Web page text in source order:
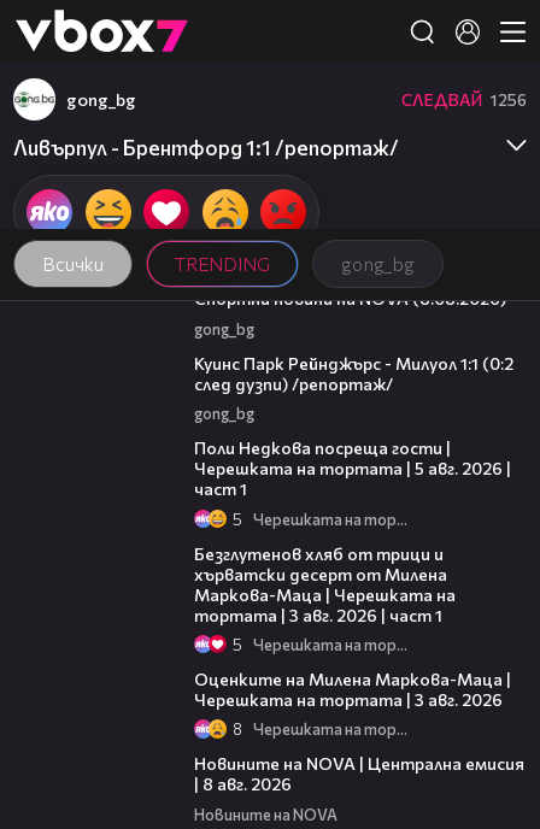
👾
Всички TRENDING gong_bg
gong_bg СЛЕДВАЙ 1256
Ливърпул - Брентфорд 1:1 /репортаж/
04:09
Спортни новини на NOVA (8.08.2026)
gong_bg
Куинс Парк Рейнджърс - Милуол 1:1 (0:2
след дузпи) /репортаж/
gong_bg
Поли Недкова посреща гости |
Черешката на тортата | 5 авг. 2026 |
част 1
5 Черешката на тортата
Безглутенов хляб от трици и
хърватски десерт от Милена
Маркова-Маца | Черешката на
тортата | 3 авг. 2026 | част 1
5 Черешката на тортата
Оценките на Милена Маркова-Маца |
Черешката на тортата | 3 авг. 2026
8 Черешката на тортата
Новините на NOVA | Централна емисия
| 8 авг. 2026
Новините на NOVA